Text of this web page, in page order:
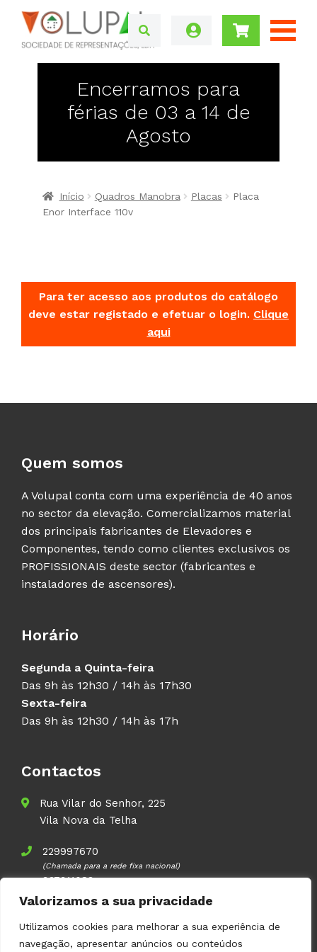
Valorizamos a sua privacidade
Utilizamos cookies para melhorar a sua experiência de
navegação, apresentar anúncios ou conteúdos
Encerramos para
férias de 03 a 14 de
Agosto
Início Quadros Manobra Placas
Placa
Enor Interface 110v
Para ter acesso aos produtos do catálogo
deve estar registado e efetuar o login. Clique
aqui
Quem somos
A Volupal conta com uma experiência de 40 anos
no sector da elevação. Comercializamos material
dos principais fabricantes de Elevadores e
Componentes, tendo como clientes exclusivos os
PROFISSIONAIS deste sector (fabricantes e
instaladores de ascensores).
Horário
Segunda a Quinta-feira
Das 9h às 12h30 / 14h às 17h30
Sexta-feira
Das 9h às 12h30 / 14h às 17h
Contactos
Rua Vilar do Senhor, 225
Vila Nova da Telha
229997670
(Chamada para a rede fixa nacional)
937911083
(Chamada para a rede móvel nacional)
geral@volupal.pt